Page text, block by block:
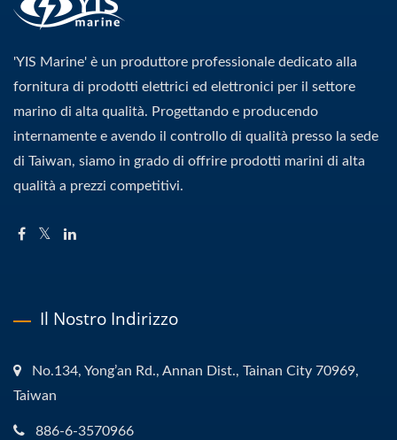
'YIS Marine' è un produttore professionale dedicato alla
fornitura di prodotti elettrici ed elettronici per il settore
marino di alta qualità. Progettando e producendo
internamente e avendo il controllo di qualità presso la sede
di Taiwan, siamo in grado di offrire prodotti marini di alta
qualità a prezzi competitivi.
Il Nostro Indirizzo
No.134, Yong’an Rd., Annan Dist., Tainan City 70969,
Taiwan
886-6-3570966